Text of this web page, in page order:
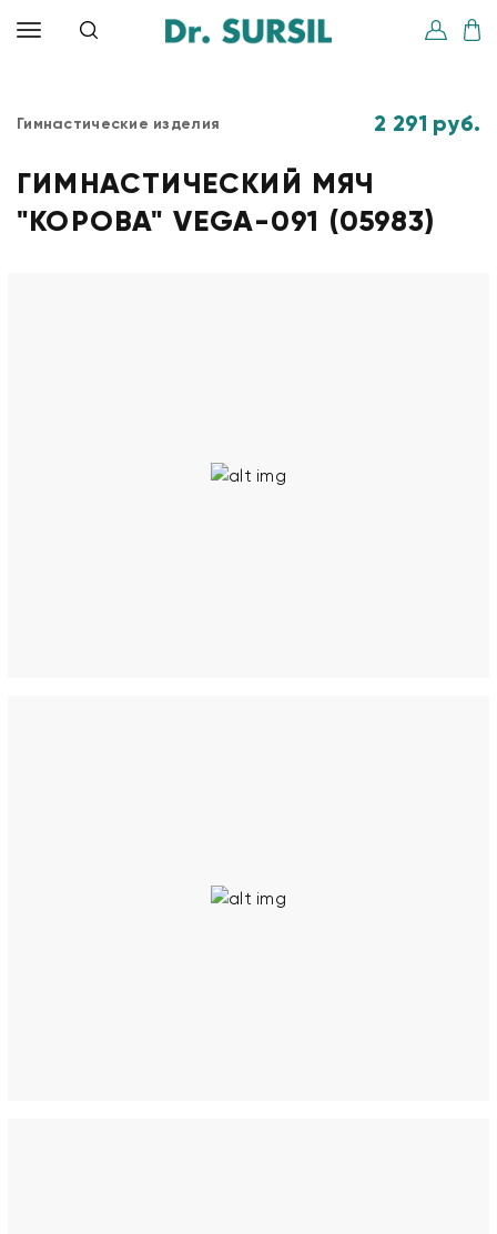
Гимнастические изделия 2 291 руб.
ГИМНАСТИЧЕСКИЙ МЯЧ
"КОРОВА" VEGA-091 (05983)